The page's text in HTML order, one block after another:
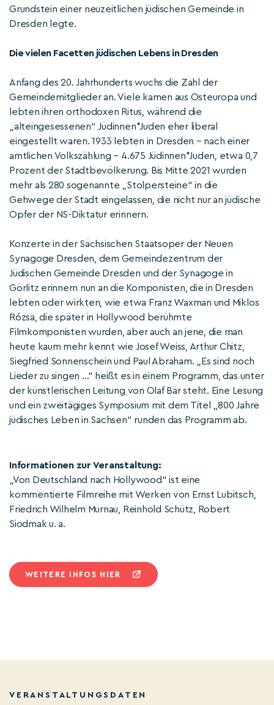
Grundstein einer neuzeitlichen jüdischen Gemeinde in
Dresden legte.
Die vielen Facetten jüdischen Lebens in Dresden
Anfang des 20. Jahrhunderts wuchs die Zahl der
Gemeindemitglieder an. Viele kamen aus Osteuropa und
lebten ihren orthodoxen Ritus, während die
„alteingesessenen“ Jüdinnen*Juden eher liberal
eingestellt waren. 1933 lebten in Dresden – nach einer
amtlichen Volkszählung – 4.675 Jüdinnen*Juden, etwa 0,7
Prozent der Stadtbevölkerung. Bis Mitte 2021 wurden
mehr als 280 sogenannte „Stolpersteine“ in die
Gehwege der Stadt eingelassen, die nicht nur an jüdische
Opfer der NS-Diktatur erinnern.
Konzerte in der Sächsischen Staatsoper der Neuen
Synagoge Dresden, dem Gemeindezentrum der
Jüdischen Gemeinde Dresden und der Synagoge in
Görlitz erinnern nun an die Komponisten, die in Dresden
lebten oder wirkten, wie etwa Franz Waxman und Miklos
Rózsa, die später in Hollywood berühmte
Filmkomponisten wurden, aber auch an jene, die man
heute kaum mehr kennt wie Josef Weiss, Arthur Chitz,
Siegfried Sonnenschein und Paul Abraham. „Es sind noch
Lieder zu singen …“ heißt es in einem Programm, das unter
der künstlerischen Leitung von Olaf Bär steht. Eine Lesung
und ein zweitägiges Symposium mit dem Titel „800 Jahre
jüdisches Leben in Sachsen“ runden das Programm ab.
Informationen zur Veranstaltung:
„Von Deutschland nach Hollywood“ ist eine
kommentierte Filmreihe mit Werken von Ernst Lubitsch,
Friedrich Wilhelm Murnau, Reinhold Schütz, Robert
Siodmak u. a.
WEITERE INFOS HIER
VERANSTALTUNGSDATEN